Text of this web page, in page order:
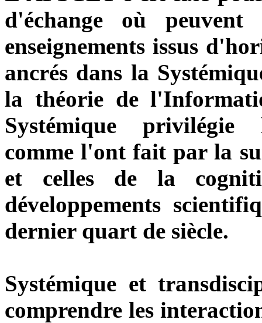
d'échange où
enseignements issus
ancrés dans la
la théorie de
Systémique privilégie
comme l'ont fait par la
et celles de la
développements
dernier quart de siècle.
Systémique et
comprendre les